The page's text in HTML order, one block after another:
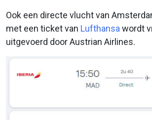
Ook een directe vlucht van
met een ticket van Lufthansa wordt
uitgevoerd door Austrian Airlines.